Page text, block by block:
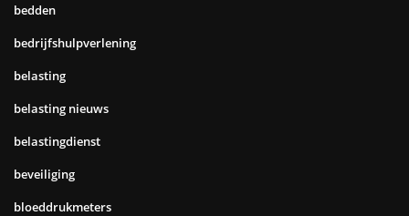
bedden
bedrijfshulpverlening
belasting
belasting nieuws
belastingdienst
beveiliging
bloeddrukmeters